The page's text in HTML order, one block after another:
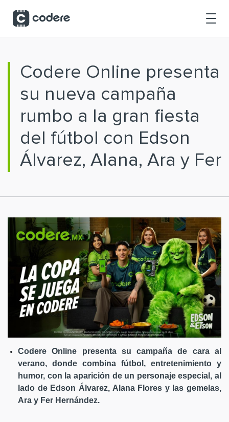
Codere Online presenta
su nueva campaña
rumbo a la gran fiesta
del fútbol con Edson
Álvarez, Alana, Ara y Fer
Codere Online presenta su campaña de cara al
verano, donde combina fútbol, entretenimiento y
humor, con la aparición de un personaje especial, al
lado de Edson Álvarez, Alana Flores y las gemelas,
Ara y Fer Hernández.